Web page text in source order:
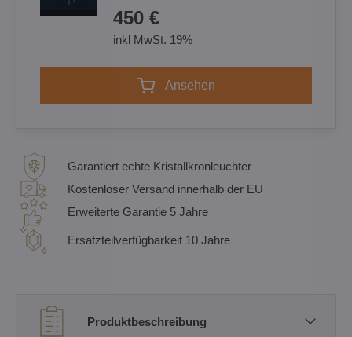
450 €
inkl MwSt. 19%
Ansehen
Garantiert echte Kristallkronleuchter
Kostenloser Versand innerhalb der EU
Erweiterte Garantie 5 Jahre
Ersatzteilverfügbarkeit 10 Jahre
Produktbeschreibung